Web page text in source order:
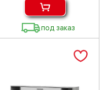
под заказ